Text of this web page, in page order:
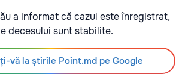
a informat că cazul este înregistrat,
decesului sunt stabilite.
vă la știrile Point.md pe Google